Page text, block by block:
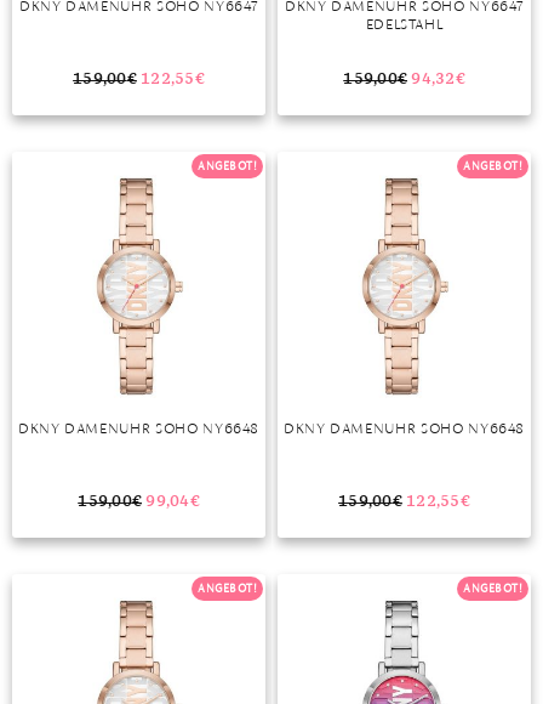
MORGANIT
ROSENQUARZ
SAPHIR
DKNY DAMENUHR SOHO NY6647
159,00€ 122,55€
DKNY DAMENUHR SOHO NY6647
EDELSTAHL
159,00€ 94,32€
ANGEBOT!
DKNY DAMENUHR SOHO NY6648
159,00€ 99,04€
ANGEBOT!
DKNY DAMENUHR SOHO NY6648
159,00€ 122,55€
ANGEBOT! ANGEBOT!